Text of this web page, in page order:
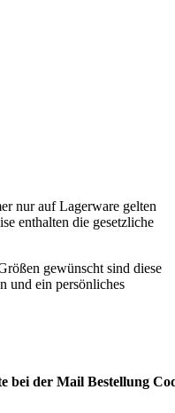
nur auf Lagerware gelten
enthalten die gesetzliche
gewünscht sind diese
und ein persönliches
bei der Mail Bestellung